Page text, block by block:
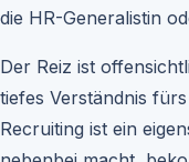
die HR-Generalistin
Der Reiz ist
tiefes Verständnis
Recruiting ist ein